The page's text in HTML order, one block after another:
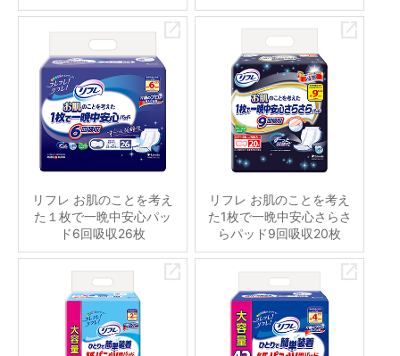
リフレ お肌のことを考え
た１枚で一晩中安心パッ
ド6回吸収26枚
リフレ お肌のことを考え
た1枚で一晩中安心さらさ
らパッド9回吸収20枚